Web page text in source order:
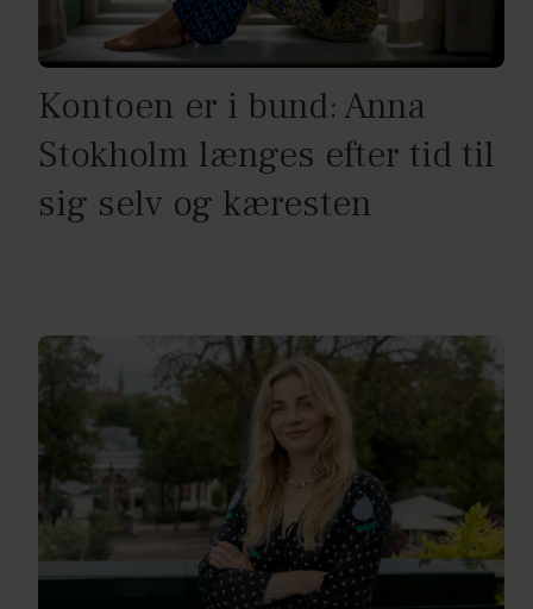
Kontoen er i bund: Anna
Stokholm længes efter tid til
sig selv og kæresten